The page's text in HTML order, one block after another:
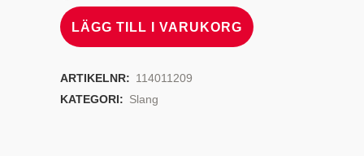
LÄGG TILL I VARUKORG
ARTIKELNR: 114011209
KATEGORI: Slang